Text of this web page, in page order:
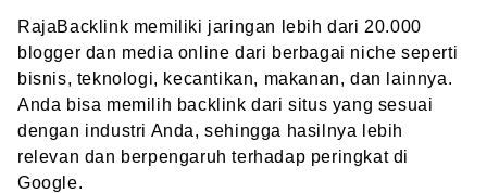
RajaBacklink memiliki jaringan lebih dari 20.000
blogger dan media online dari berbagai niche seperti
bisnis, teknologi, kecantikan, makanan, dan lainnya.
Anda bisa memilih backlink dari situs yang sesuai
dengan industri Anda, sehingga hasilnya lebih
relevan dan berpengaruh terhadap peringkat di
Google.